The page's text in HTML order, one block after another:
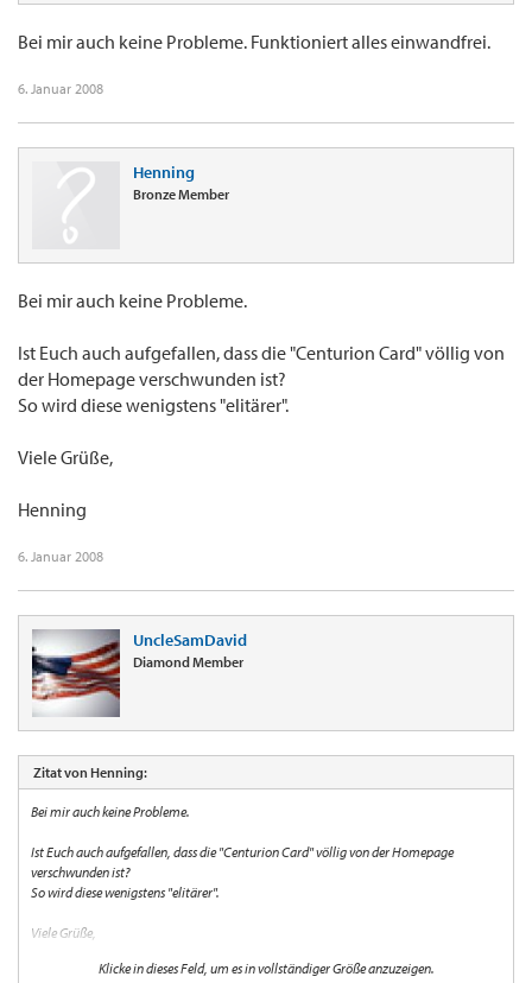
Bei mir auch keine Probleme. Funktioniert alles einwandfrei.
6. Januar 2008
Henning
Bronze Member
Bei mir auch keine Probleme.
Ist Euch auch aufgefallen, dass die "Centurion Card" völlig von
der Homepage verschwunden ist?
So wird diese wenigstens "elitärer".
Viele Grüße,
Henning
6. Januar 2008
UncleSamDavid
Diamond Member
Zitat von Henning:
Bei mir auch keine Probleme.
Ist Euch auch aufgefallen, dass die "Centurion Card" völlig von der Homepage
verschwunden ist?
So wird diese wenigstens "elitärer".
Viele Grüße,
Klicke in dieses Feld, um es in vollständiger Größe anzuzeigen.